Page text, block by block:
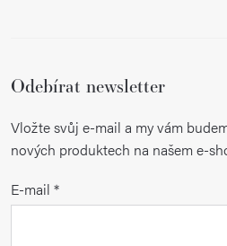
Odebírat newsletter
Vložte svůj e-mail a my vám
nových produktech na našem e-
E-mail